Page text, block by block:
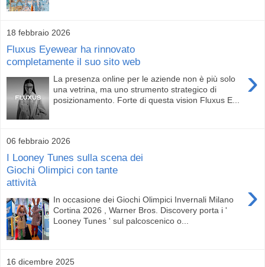
18 febbraio 2026
Fluxus Eyewear ha rinnovato
completamente il suo sito web
›
La presenza online per le aziende non è più solo
una vetrina, ma uno strumento strategico di
posizionamento. Forte di questa vision Fluxus E...
06 febbraio 2026
I Looney Tunes sulla scena dei
Giochi Olimpici con tante
attività
›
In occasione dei Giochi Olimpici Invernali Milano
Cortina 2026 , Warner Bros. Discovery porta i '
Looney Tunes ' sul palcoscenico o...
16 dicembre 2025